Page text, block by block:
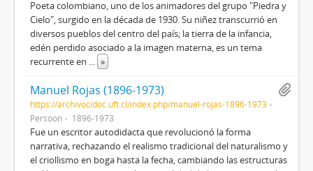
Poeta colombiano, uno de los animadores del grupo "Piedra y
Cielo", surgido en la década de 1930. Su niñez transcurrió en
diversos pueblos del centro del país; la tierra de la infancia,
edén perdido asociado a la imagen materna, es un tema
recurrente en ... »
Manuel Rojas (1896-1973)
https://archivocidoc.uft.cl/index.php/manuel-rojas-1896-1973
Persoon
1896-1973
Fue un escritor autodidacta que revolucionó la forma
narrativa, rechazando el realismo tradicional del naturalismo y
el criollismo en boga hasta la fecha, cambiando las estructuras